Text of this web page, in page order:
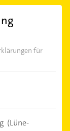
für
(Lüne-